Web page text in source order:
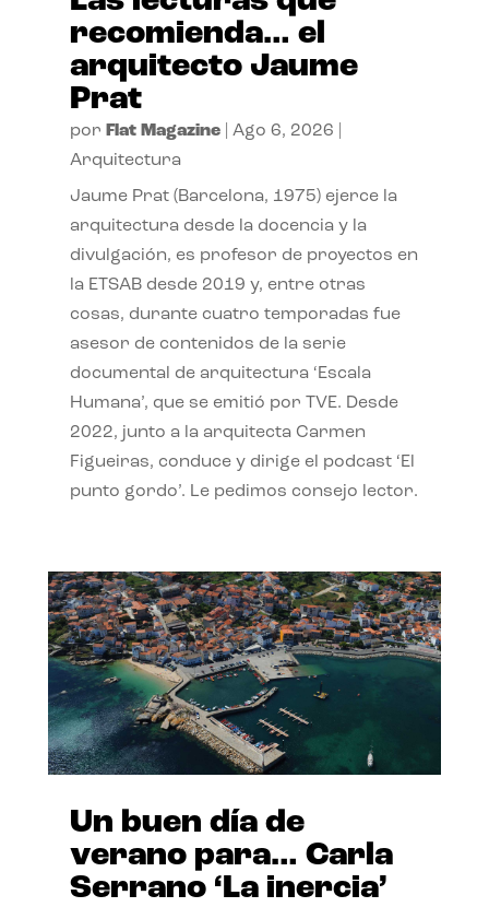
recomienda… el
arquitecto Jaume
Prat
por Flat Magazine| Ago 6, 2026
Arquitectura
Jaume Prat (Barcelona, 1975) ejerce la
arquitectura desde la docencia y la
divulgación, es profesor de proyectos en
la ETSAB desde 2019 y, entre otras
cosas, durante cuatro temporadas fue
asesor de contenidos de la serie
documental de arquitectura ‘Escala
Humana’, que se emitió por TVE. Desde
2022, junto a la arquitecta Carmen
Figueiras, conduce y dirige el podcast ‘El
punto gordo’. Le pedimos consejo lector.
Un buen día de
verano para… Carla
Serrano ‘La inercia’